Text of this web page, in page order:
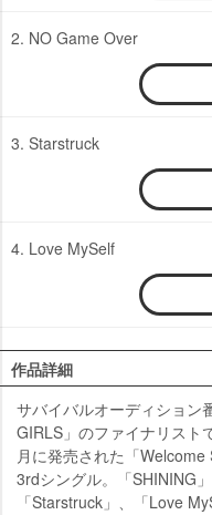
2. NO Game Over
3. Starstruck
4. Love MySelf
作品詳細
サバイバルオーディション
GIRLS」のファイナリスト
月に発売された「
3rdシングル。「SHINING
「Starstruck」、「Love